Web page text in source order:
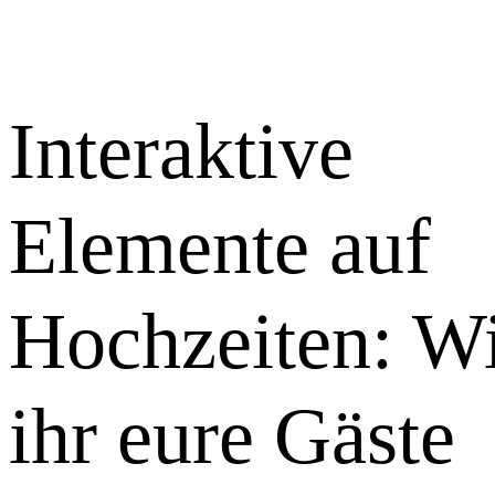
Interaktive
Elemente auf
Hochzeiten:
ihr eure Gäste